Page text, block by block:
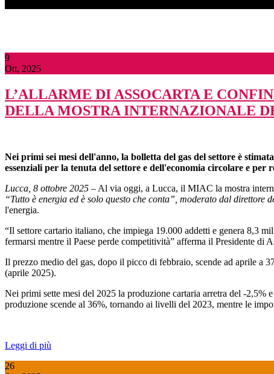
9
Ott, 2025
L’ALLARME DI ASSOCARTA E
DELLA MOSTRA INTERNAZIONALE
Nei primi sei mesi dell'anno, la bolletta del gas del settore è
essenziali per la tenuta del settore e dell'economia circolare e per
Lucca, 8 ottobre 2025 – Al via oggi, a Lucca, il MIAC la mostra
“Tutto è energia ed è solo questo che conta”, moderato dal
l'energia.
“Il settore cartario italiano, che impiega 19.000 addetti e genera 8,3
fermarsi mentre il Paese perde competitività” afferma il Presidente di
Il prezzo medio del gas, dopo il picco di febbraio, scende ad aprile a
(aprile 2025).
Nei primi sette mesi del 2025 la produzione cartaria arretra del -
produzione scende al 36%, tornando ai livelli del 2023, mentre le
Leggi di più
26